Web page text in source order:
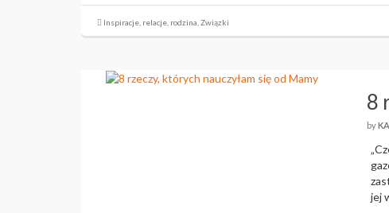
Inspiracje relacje rodzina Związki
8
by
jej